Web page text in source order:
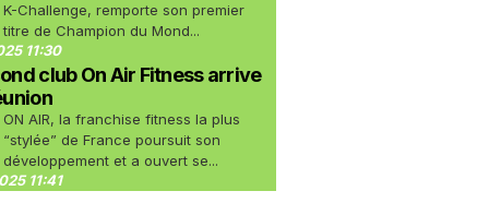
K-Challenge, remporte son premier
titre de Champion du Mond...
11:30
club On Air Fitness arrive
ON AIR, la franchise fitness la plus
“stylée” de France poursuit son
développement et a ouvert se...
11:41